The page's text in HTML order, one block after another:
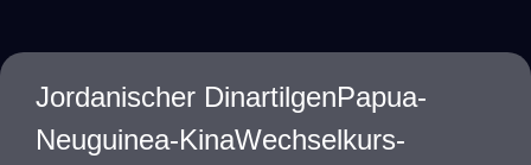
Jordanischer DinartilgenPapua-
Neuguinea-KinaWechselkurs-